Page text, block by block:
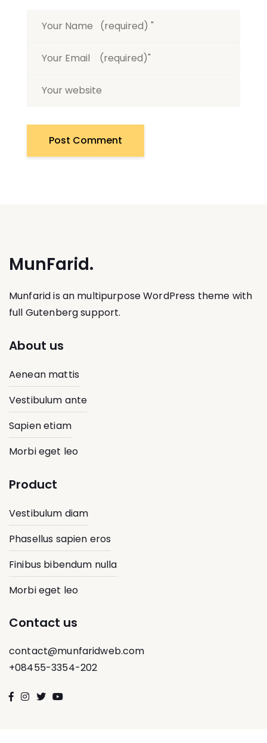
MunFarid.
Munfarid is an multipurpose WordPress theme with
full Gutenberg support.
About us
Aenean mattis
Vestibulum ante
Sapien etiam
Morbi eget leo
Product
Vestibulum diam
Phasellus sapien eros
Finibus bibendum nulla
Morbi eget leo
Contact us
contact@munfaridweb.com
+08455-3354-202